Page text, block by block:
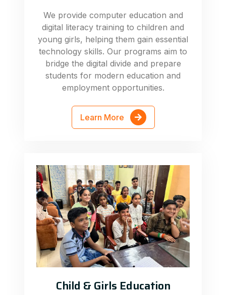
We provide computer education and
digital literacy training to children and
young girls, helping them gain essential
technology skills. Our programs aim to
bridge the digital divide and prepare
students for modern education and
employment opportunities.
Learn More
Child & Girls Education